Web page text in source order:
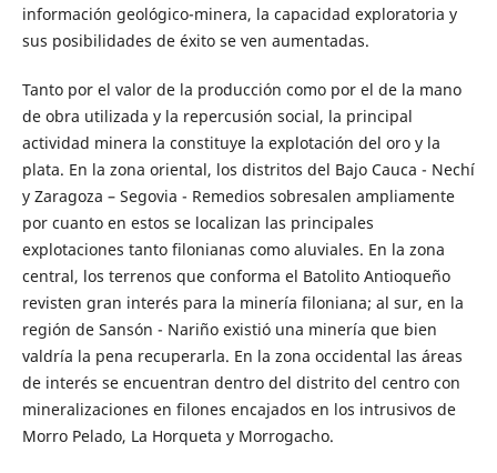
información geológico-minera, la capacidad exploratoria y
sus posibilidades de éxito se ven aumentadas.
Tanto por el valor de la producción como por el de la mano
de obra utilizada y la repercusión social, la principal
actividad minera la constituye la explotación del oro y la
plata. En la zona oriental, los distritos del Bajo Cauca - Nechí
y Zaragoza – Segovia - Remedios sobresalen ampliamente
por cuanto en estos se localizan las principales
explotaciones tanto filonianas como aluviales. En la zona
central, los terrenos que conforma el Batolito Antioqueño
revisten gran interés para la minería filoniana; al sur, en la
región de Sansón - Nariño existió una minería que bien
valdría la pena recuperarla. En la zona occidental las áreas
de interés se encuentran dentro del distrito del centro con
mineralizaciones en filones encajados en los intrusivos de
Morro Pelado, La Horqueta y Morrogacho.